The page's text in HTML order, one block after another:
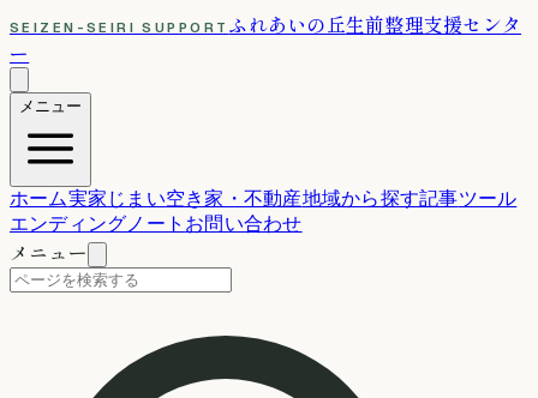
SEIZEN-SEIRI SUPPORT ふれあいの丘生前整理支援センタ
ー
メニュー
ホーム実家じまい空き家・不動産地域から探す記事ツール
エンディングノート お問い合わせ
メニュー